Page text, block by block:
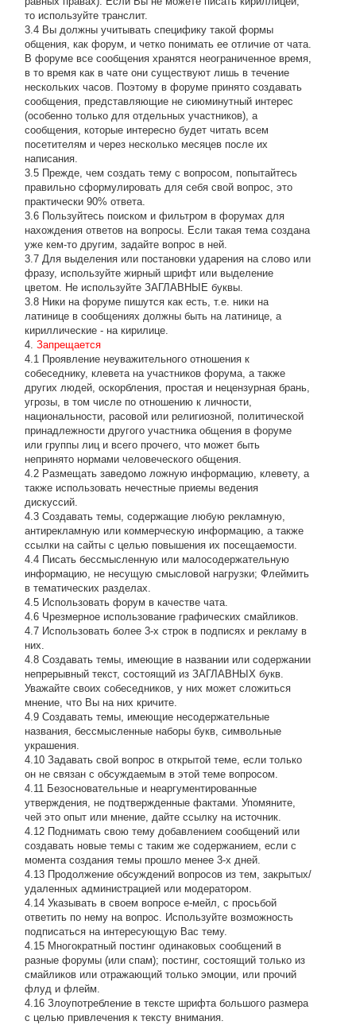
то используйте транслит.
3.4 Вы должны учитывать специфику такой формы
общения, как форум, и четко понимать ее отличие от чата.
В форуме все сообщения хранятся неограниченное время,
в то время как в чате они существуют лишь в течение
нескольких часов. Поэтому в форуме принято создавать
сообщения, представляющие не сиюминутный интерес
(особенно только для отдельных участников), а
сообщения, которые интересно будет читать всем
посетителям и через несколько месяцев после их
написания.
3.5 Прежде, чем создать тему с вопросом, попытайтесь
правильно сформулировать для себя свой вопрос, это
практически 90% ответа.
3.6 Пользуйтесь поиском и фильтром в форумах для
нахождения ответов на вопросы. Если такая тема создана
уже кем-то другим, задайте вопрос в ней.
3.7 Для выделения или постановки ударения на слово или
фразу, используйте жирный шрифт или выделение
цветом. Не используйте ЗАГЛАВНЫЕ буквы.
3.8 Ники на форуме пишутся как есть, т.е. ники на
латинице в сообщениях должны быть на латинице, а
кириллические - на кирилице.
4.Запрещается
4.1 Проявление неуважительного отношения к
собеседнику, клевета на участников форума, а также
других людей, оскорбления, простая и нецензурная брань,
угрозы, в том числе по отношению к личности,
национальности, расовой или религиозной, политической
принадлежности другого участника общения в форуме
или группы лиц и всего прочего, что может быть
непринято нормами человеческого общения.
4.2 Размещать заведомо ложную информацию, клевету, а
также использовать нечестные приемы ведения
дискуссий.
4.3 Создавать темы, содержащие любую рекламную,
антирекламную или коммерческую информацию, а также
ссылки на сайты с целью повышения их посещаемости.
4.4 Писать бессмысленнyю или малосодеpжательнyю
инфоpмацию, не несущую смысловой нагрузки; Флеймить
в тематических разделах.
4.5 Использовать форум в качестве чата.
4.6 Чрезмерное использование графических смайликов.
4.7 Использовать более 3-х строк в подписях и рекламу в
них.
4.8 Создавать темы, имеющие в названии или содержании
непрерывный текст, состоящий из ЗАГЛАВНЫХ букв.
Уважайте своих собеседников, у них может сложиться
мнение, что Вы на них кричите.
4.9 Создавать темы, имеющие несодержательные
названия, бессмысленные наборы букв, символьные
украшения.
4.10 Задавать свой вопрос в открытой теме, если только
он не связан с обсуждаемым в этой теме вопросом.
4.11 Безосновательные и неаргументированные
утверждения, не подтвержденные фактами. Упомяните,
чей это опыт или мнение, дайте ссылку на источник.
4.12 Поднимать свою тему добавлением сообщений или
создавать новые темы с таким же содержанием, если с
момента создания темы прошло менее 3-х дней.
4.13 Продолжение обсyждений вопросов из тем, закpытых/
удаленных администрацией или модератором.
4.14 Указывать в своем вопросе е-мейл, с просьбой
ответить по нему на вопрос. Используйте возможность
подписаться на интересующую Вас тему.
4.15 Многократный постинг одинаковых сообщений в
разные форумы (или спам); постинг, состоящий только из
смайликов или отражающий только эмоции, или прочий
флуд и флейм.
4.16 Злоупотребление в тексте шрифта большого размера
с целью привлечения к тексту внимания.